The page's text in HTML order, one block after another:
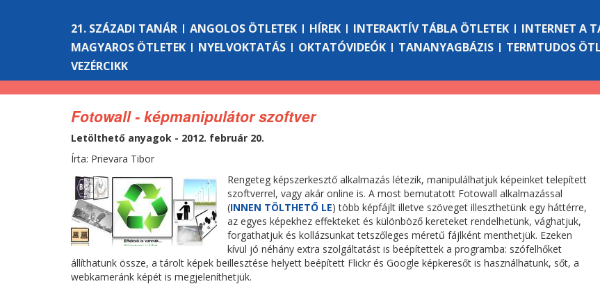
21. SZÁZADI TANÁR ANGOLOS ÖTLETEK HÍREK INTERAKTÍV TÁBLA ÖTLETEK INTERNET A
MAGYAROS ÖTLETEK
NYELVOKTATÁS OKTATÓVIDEÓK TANANYAGBÁZIS TERMTUDOS
VEZÉRCIKK
Fotowall - képmanipulátor szoftver
Letölthető anyagok - 2012. február 20.
Írta: Prievara Tibor
Rengeteg képszerkesztő alkalmazás létezik, manipulálhatjuk képeinket telepített
szoftverrel, vagy akár online is. A most bemutatott Fotowall alkalmazással
(INNEN TÖLTHETŐ LE) több képfájlt illetve szöveget illeszthetünk egy háttérre,
az egyes képekhez effekteket és különböző kereteket rendelhetünk, vághatjuk,
forgathatjuk és kollázsunkat tetszőleges méretű fájlként menthetjük. Ezeken
kívül jó néhány extra szolgáltatást is beépítettek a programba: szófelhőket
állíthatunk össze, a tárolt képek beillesztése helyett beépített Flickr és Google képkeresőt is használhatunk, sőt, a
webkameránk képét is megjeleníthetjük.